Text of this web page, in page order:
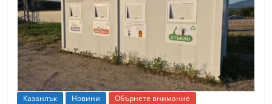
Казанлък Новини Обърнете внимание